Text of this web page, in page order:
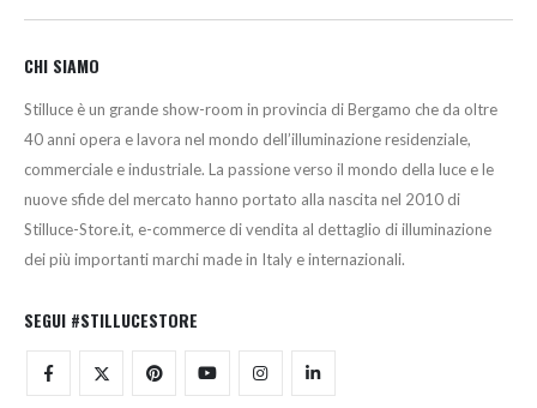
CHI SIAMO
Stilluce è un grande show-room in provincia di Bergamo che da oltre
40 anni opera e lavora nel mondo dell’illuminazione residenziale,
commerciale e industriale. La passione verso il mondo della luce e le
nuove sfide del mercato hanno portato alla nascita nel 2010 di
Stilluce-Store.it, e-commerce di vendita al dettaglio di illuminazione
dei più importanti marchi made in Italy e internazionali.
SEGUI #STILLUCESTORE